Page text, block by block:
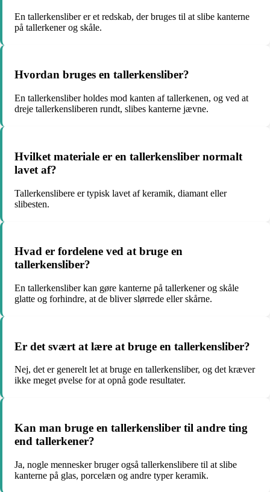
En tallerkensliber er et redskab, der bruges til at slibe kanterne
på tallerkener og skåle.
Hvordan bruges en tallerkensliber?
En tallerkensliber holdes mod kanten af ​​tallerkenen, og ved at
dreje tallerkensliberen rundt, slibes kanterne jævne.
Hvilket materiale er en tallerkensliber normalt
lavet af?
Tallerkenslibere er typisk lavet af keramik, diamant eller
slibesten.
Hvad er fordelene ved at bruge en
tallerkensliber?
En tallerkensliber kan gøre kanterne på tallerkener og skåle
glatte og forhindre, at de bliver slørrede eller skårne.
Er det svært at lære at bruge en tallerkensliber?
Nej, det er generelt let at bruge en tallerkensliber, og det kræver
ikke meget øvelse for at opnå gode resultater.
Kan man bruge en tallerkensliber til andre ting
end tallerkener?
Ja, nogle mennesker bruger også tallerkenslibere til at slibe
kanterne på glas, porcelæn og andre typer keramik.